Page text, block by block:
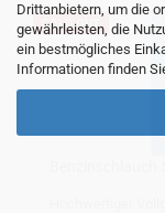
Drittanbietern, um die
gewährleisten, die
ein bestmögliches
Informationen finden
SOLD OUT
Benzinschlauch